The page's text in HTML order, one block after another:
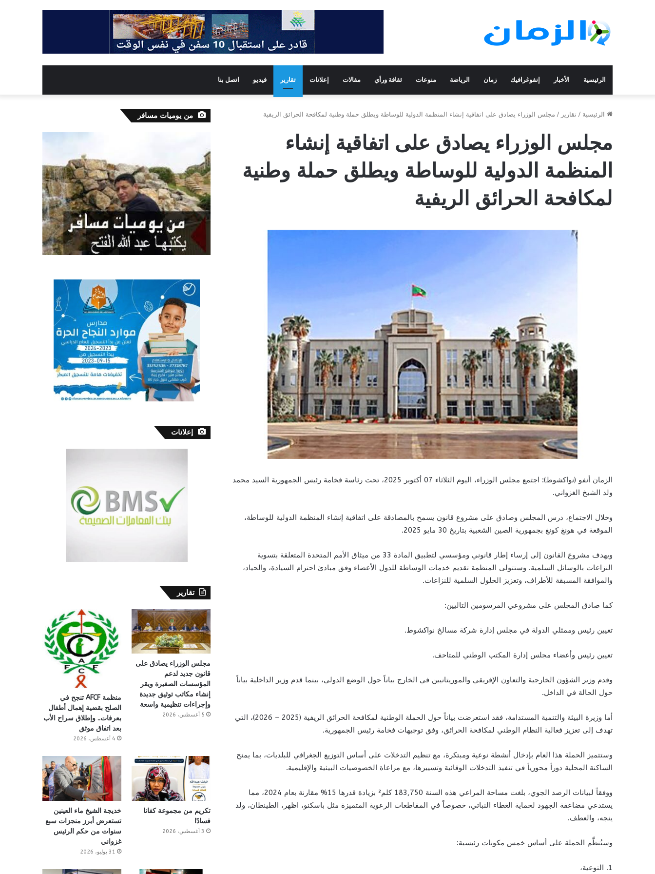
الرئيسية الأخبار إنفوغرافيك زمان الرياضة منوعات ثقافة ورأي مقالات إعلانات تقارير فيديو اتصل بنا
الرئيسية / تقارير / مجلس الوزراء يصادق على اتفاقية إنشاء المنظمة الدولية للوساطة ويطلق حملة وطنية لمكافحة الحرائق الريفية
مجلس الوزراء يصادق على اتفاقية إنشاء
المنظمة الدولية للوساطة ويطلق حملة وطنية
لمكافحة الحرائق الريفية
الزمان أنفو (نواكشوط): اجتمع مجلس الوزراء، اليوم الثلاثاء 07 أكتوبر 2025، تحت رئاسة فخامة رئيس الجمهورية السيد محمد
ولد الشيخ الغزواني.
وخلال الاجتماع، درس المجلس وصادق على مشروع قانون يسمح بالمصادقة على اتفاقية إنشاء المنظمة الدولية للوساطة،
الموقعة في هونغ كونغ بجمهورية الصين الشعبية بتاريخ 30 مايو 2025.
ويهدف مشروع القانون إلى إرساء إطار قانوني ومؤسسي لتطبيق المادة 33 من ميثاق الأمم المتحدة المتعلقة بتسوية
النزاعات بالوسائل السلمية. وستتولى المنظمة تقديم خدمات الوساطة للدول الأعضاء وفق مبادئ احترام السيادة، والحياد،
والموافقة المسبقة للأطراف، وتعزيز الحلول السلمية للنزاعات.
كما صادق المجلس على مشروعي المرسومين التاليين:
تعيين رئيس وممثلي الدولة في مجلس إدارة شركة مسالخ نواكشوط.
تعيين رئيس وأعضاء مجلس إدارة المكتب الوطني للمتاحف.
وقدم وزير الشؤون الخارجية والتعاون الإفريقي والموريتانيين في الخارج بياناً حول الوضع الدولي، بينما قدم وزير الداخلية بياناً
حول الحالة في الداخل.
أما وزيرة البيئة والتنمية المستدامة، فقد استعرضت بياناً حول الحملة الوطنية لمكافحة الحرائق الريفية (2025 – 2026)، التي
تهدف إلى تعزيز فعالية النظام الوطني لمكافحة الحرائق، وفق توجيهات فخامة رئيس الجمهورية.
وستتميز الحملة هذا العام بإدخال أنشطة نوعية ومبتكرة، مع تنظيم التدخلات على أساس التوزيع الجغرافي للبلديات، بما يمنح
الساكنة المحلية دوراً محورياً في تنفيذ التدخلات الوقائية وتسييرها، مع مراعاة الخصوصيات البيئية والإقليمية.
ووفقاً لبيانات الرصد الجوي، بلغت مساحة المراعي هذه السنة 183,750 كلم² بزيادة قدرها 15% مقارنة بعام 2024، مما
يستدعي مضاعفة الجهود لحماية الغطاء النباتي، خصوصاً في المقاطعات الرعوية المتميزة مثل باسكنو، اظهر، الطينطان، ولد
ينجه، والعطف.
وستُنظَّم الحملة على أساس خمس مكونات رئيسية:
1. التوعية،
من يوميات مسافر
إعلانات
تقارير
مجلس الوزراء يصادق على
قانون جديد لدعم
المؤسسات الصغيرة ويقر
إنشاء مكاتب توثيق جديدة
وإجراءات تنظيمية واسعة
5 أغسطس، 2026
منظمة AFCF تنجح في
الصلح بقضية إهمال أطفال
بعرفات.. وإطلاق سراح الأب
بعد اتفاق موثق
4 أغسطس، 2026
تكريم من مجموعة كفانا
فسادًا
3 أغسطس، 2026
خديجة الشيخ ماء العينين
تستعرض أبرز منجزات سبع
سنوات من حكم الرئيس
غزواني
31 يوليو، 2026